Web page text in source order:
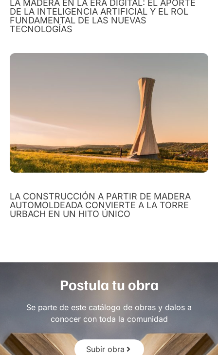
LA MADERA EN LA ERA DIGITAL: EL APORTE
DE LA INTELIGENCIA ARTIFICIAL Y EL ROL
FUNDAMENTAL DE LAS NUEVAS
TECNOLOGÍAS
LA CONSTRUCCIÓN A PARTIR DE MADERA
AUTOMOLDEADA CONVIERTE A LA TORRE
URBACH EN UN HITO ÚNICO
Postula tu obra
Se parte de este catálogo de obras y dalos a
conocer con toda la comunidad
Subir obra